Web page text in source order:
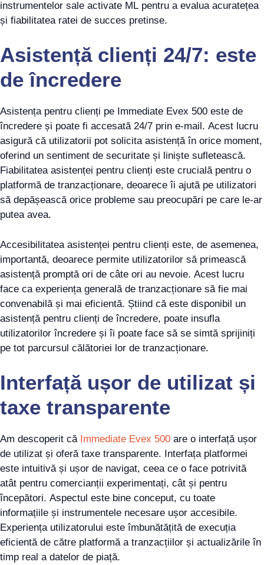
instrumentelor sale activate ML pentru a evalua acuratețea
și fiabilitatea ratei de succes pretinse.
Asistență clienți 24/7: este
de încredere
Asistența pentru clienți pe Immediate Evex 500 este de
încredere și poate fi accesată 24/7 prin e-mail. Acest lucru
asigură că utilizatorii pot solicita asistență în orice moment,
oferind un sentiment de securitate și liniște sufletească.
Fiabilitatea asistenței pentru clienți este crucială pentru o
platformă de tranzacționare, deoarece îi ajută pe utilizatori
să depășească orice probleme sau preocupări pe care le-ar
putea avea.
Accesibilitatea asistenței pentru clienți este, de asemenea,
importantă, deoarece permite utilizatorilor să primească
asistență promptă ori de câte ori au nevoie. Acest lucru
face ca experiența generală de tranzacționare să fie mai
convenabilă și mai eficientă. Știind că este disponibil un
asistență pentru clienți de încredere, poate insufla
utilizatorilor încredere și îi poate face să se simtă sprijiniți
pe tot parcursul călătoriei lor de tranzacționare.
Interfață ușor de utilizat și
taxe transparente
Am descoperit că Immediate Evex 500 are o interfață ușor
de utilizat și oferă taxe transparente. Interfața platformei
este intuitivă și ușor de navigat, ceea ce o face potrivită
atât pentru comercianții experimentați, cât și pentru
începători. Aspectul este bine conceput, cu toate
informațiile și instrumentele necesare ușor accesibile.
Experiența utilizatorului este îmbunătățită de execuția
eficientă de către platformă a tranzacțiilor și actualizările în
timp real a datelor de piață.